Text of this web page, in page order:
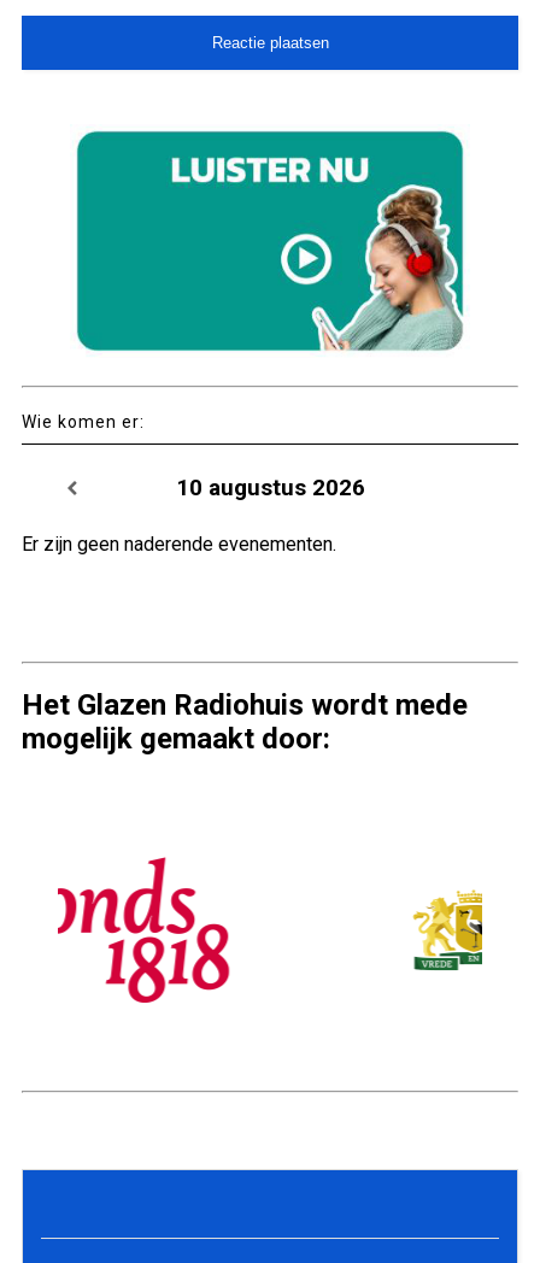
Wie komen er:
10 augustus 2026
Er zijn geen naderende evenementen.
Het Glazen Radiohuis wordt mede
mogelijk gemaakt door: